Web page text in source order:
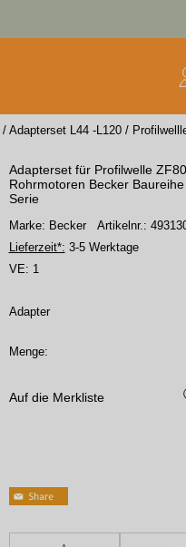
/ Adapterset L44 -L120 /
Adapterset für Profilwelle
Rohrmotoren Becker Baureihe
Serie
Marke: Becker Artikelnr.:
Lieferzeit*: 3-5 Werktage
VE: 1
Adapter
Menge:
Auf die Merkliste